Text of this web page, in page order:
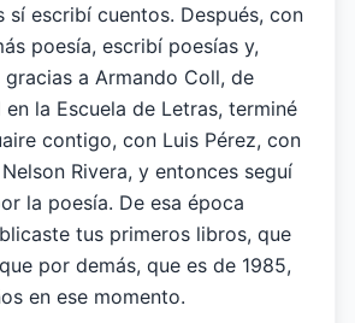
sí escribí cuentos. Después, con
poesía, escribí poesías y,
a Armando Coll, de
en la Escuela de Letras, terminé
contigo, con Luis Pérez, con
Rivera, y entonces seguí
la poesía. De esa época
tus primeros libros, que
por demás, que es de 1985,
en ese momento.